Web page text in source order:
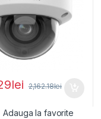
lei 2,162.18lei
Adauga la favorite